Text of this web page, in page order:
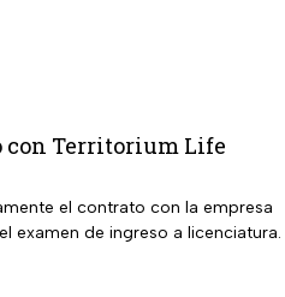
con Territorium Life
el contrato con la empresa
examen de ingreso a licenciatura.